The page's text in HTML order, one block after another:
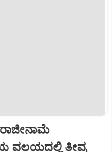
ವಲಯದಲ್ಲಿ ತೀವ್ರ